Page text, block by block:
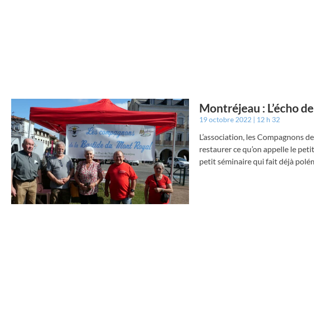
Montréjeau : L’écho
19 octobre 2022 12 h 32
L’association, les Compagnons
restaurer ce qu’on appelle le
petit séminaire qui fait déjà